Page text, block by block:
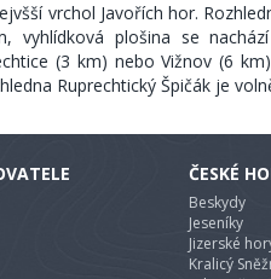
vrchol Javořích hor.
vyhlídková plošina se
(3 km) nebo Vižnov (6
Ruprechtický Špičák je
ČESKÉ
Beskydy
Jeseníky
Jizerské
Kralicý